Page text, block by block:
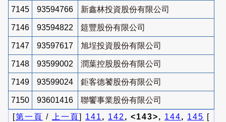
7145 93594766 新鑫林投資股份有限公司
7146 93594822 筵豐股份有限公司
7147 93597617 旭埕投資股份有限公司
7148 93599002 潤葉控股股份有限公司
7149 93599024 鉅客德饕股份有限公司
7150 93601416
聯饗事業股份有限公司
[第一頁 / 上一頁] 141 , 142 , <143>, 144, 145 [